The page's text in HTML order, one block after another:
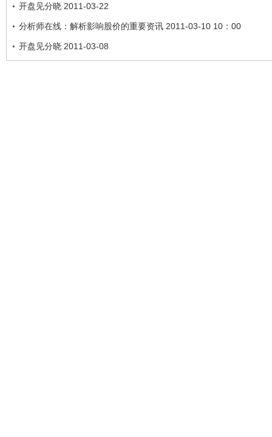
开盘见分晓 2011-03-22
分析师在线：解析影响股价的重要资讯 2011-03-10 10：00
开盘见分晓 2011-03-08